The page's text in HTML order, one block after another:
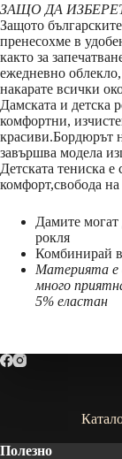
ЗАЩО ДА
Защото
пренесохме в
както за
ежедневно
накарате всички
Дамската и детска
комфортни,
красиви.Бордюрът
завършва модела
Детската тениска е
комфорт,свобода
Дамите могат
рокля
Комбинирай
Материята е
много
5% еластан
Полезно